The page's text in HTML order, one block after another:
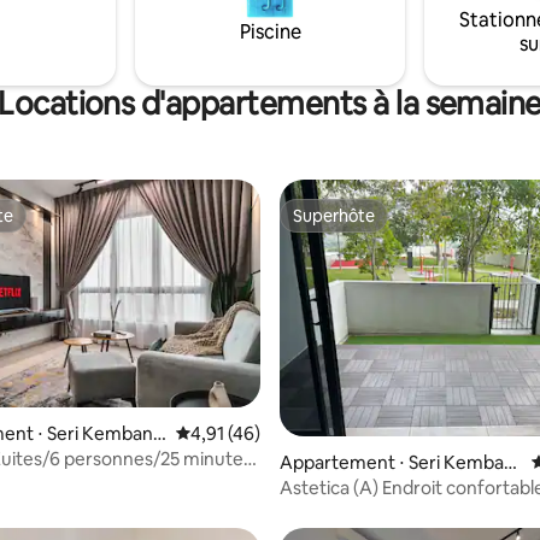
Piscine
Locations d'appartements à la
la base de 87 commentaires : 4,97 sur 5
⋅ Seri Kembang Évaluation moyenne sur la base de 46
4,91 (46)
6 personnes/25 minutes
Superhôte
Superhôte
Appartement ⋅ Seri Kemban
gan
Astetica (A) Endroit